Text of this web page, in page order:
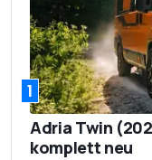
1
Adria Twin
komplett neu